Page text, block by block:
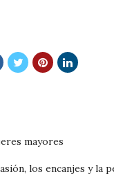
los encanjes y la